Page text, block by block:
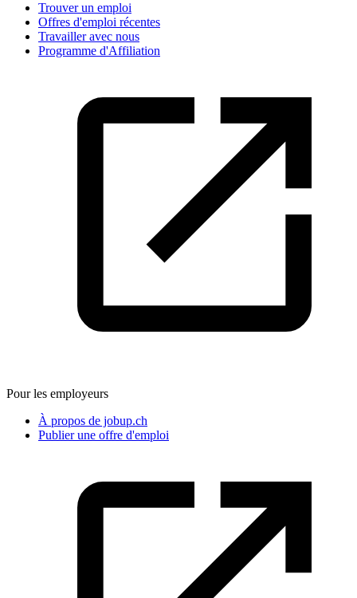
Trouver un emploi
Offres d'emploi récentes
Travailler avec nous
Programme d'Affiliation
Pour les employeurs
À propos de jobup.ch
Publier une offre d'emploi